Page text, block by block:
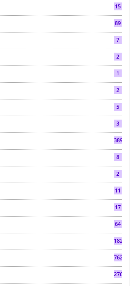
15
89
7
2
1
2
5
3
3892
8
2
11
17
64
182
7624
2763